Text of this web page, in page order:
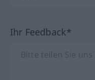
Ihr Feedback*